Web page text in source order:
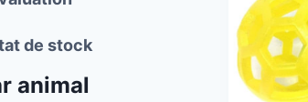
de stock
animal